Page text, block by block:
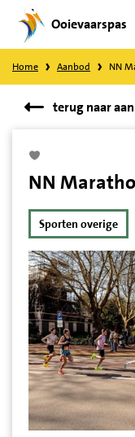
Direct
naar
content
Ooievaarspas
Home Aanbod NN
terug naar
NN
Sporten overige